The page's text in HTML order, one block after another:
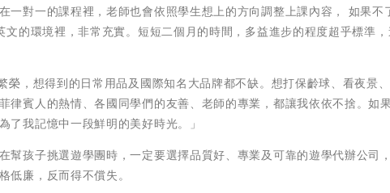
一對一的課程裡，老師也會依照學生想上的方向調整上課內容， 如果不
的環境裡，非常充實。短短二個月的時間，多益進步的程度超乎標準，
，想得到的日常用品及國際知名大品牌都不缺。想打保齡球、看夜景
律賓人的熱情、各國同學們的友善、老師的專業，都讓我依依不捨。如
了我記憶中一段鮮明的美好時光。」
幫孩子挑選遊學團時，一定要選擇品質好、專業及可靠的遊學代辦公司
低廉，反而得不償失。